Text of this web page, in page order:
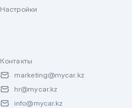
Настройки
Контакты
marketing@mycar.kz
hr@mycar.kz
info@mycar.kz